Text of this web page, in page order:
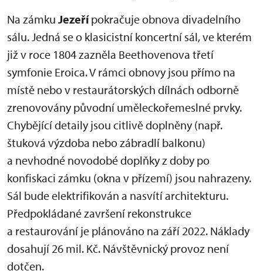
Na zámku Jezeřípokračuje obnova divadelního
sálu. Jedná se o klasicistní koncertní sál, ve kterém
již v roce 1804 zazněla Beethovenova třetí
symfonie Eroica. V rámci obnovy jsou přímo na
místě nebo v restaurátorských dílnách odborně
zrenovovány původní uměleckořemeslné prvky.
Chybějící detaily jsou citlivě doplněny (např.
štuková výzdoba nebo zábradlí balkonu)
a nevhodné novodobé doplňky z doby po
konfiskaci zámku (okna v přízemí) jsou nahrazeny.
Sál bude elektrifikován a nasvítí architekturu.
Předpokládané završení rekonstrukce
a restaurování je plánováno na září 2022. Náklady
dosahují 26 mil. Kč. Návštěvnický provoz není
dotčen.